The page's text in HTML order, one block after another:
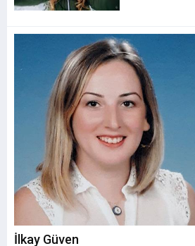
İlkay Güven